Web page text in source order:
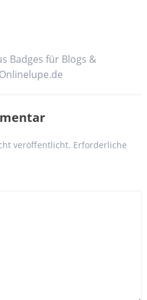
Badges für Blogs &
veröffentlicht. Erforderliche